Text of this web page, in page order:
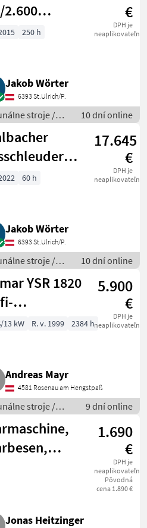
2.600
KFS
€
DPH je
neaplikovateľné
250 h
Jakob Wörter
6393 St.Ulrich/P.
stroje /
drapáky a
frézy
10 dní online
L 750/1800
17.645
€
DPH je
neaplikovateľné
60 h
Jakob Wörter
6393 St.Ulrich/P.
stroje /
drapáky a
frézy
10 dní online
YSR 1820
5.900
€
DPH je
neaplikovateľné
13 kW R. v. 1999 2384 h
Andreas Mayr
4581 Rosenau am Hengstpaß
stroje /
fréza
9 dní online
1.690
€
DPH je
neaplikovateľné
Pôvodná
cena 1.890 €
Jonas Heitzinger